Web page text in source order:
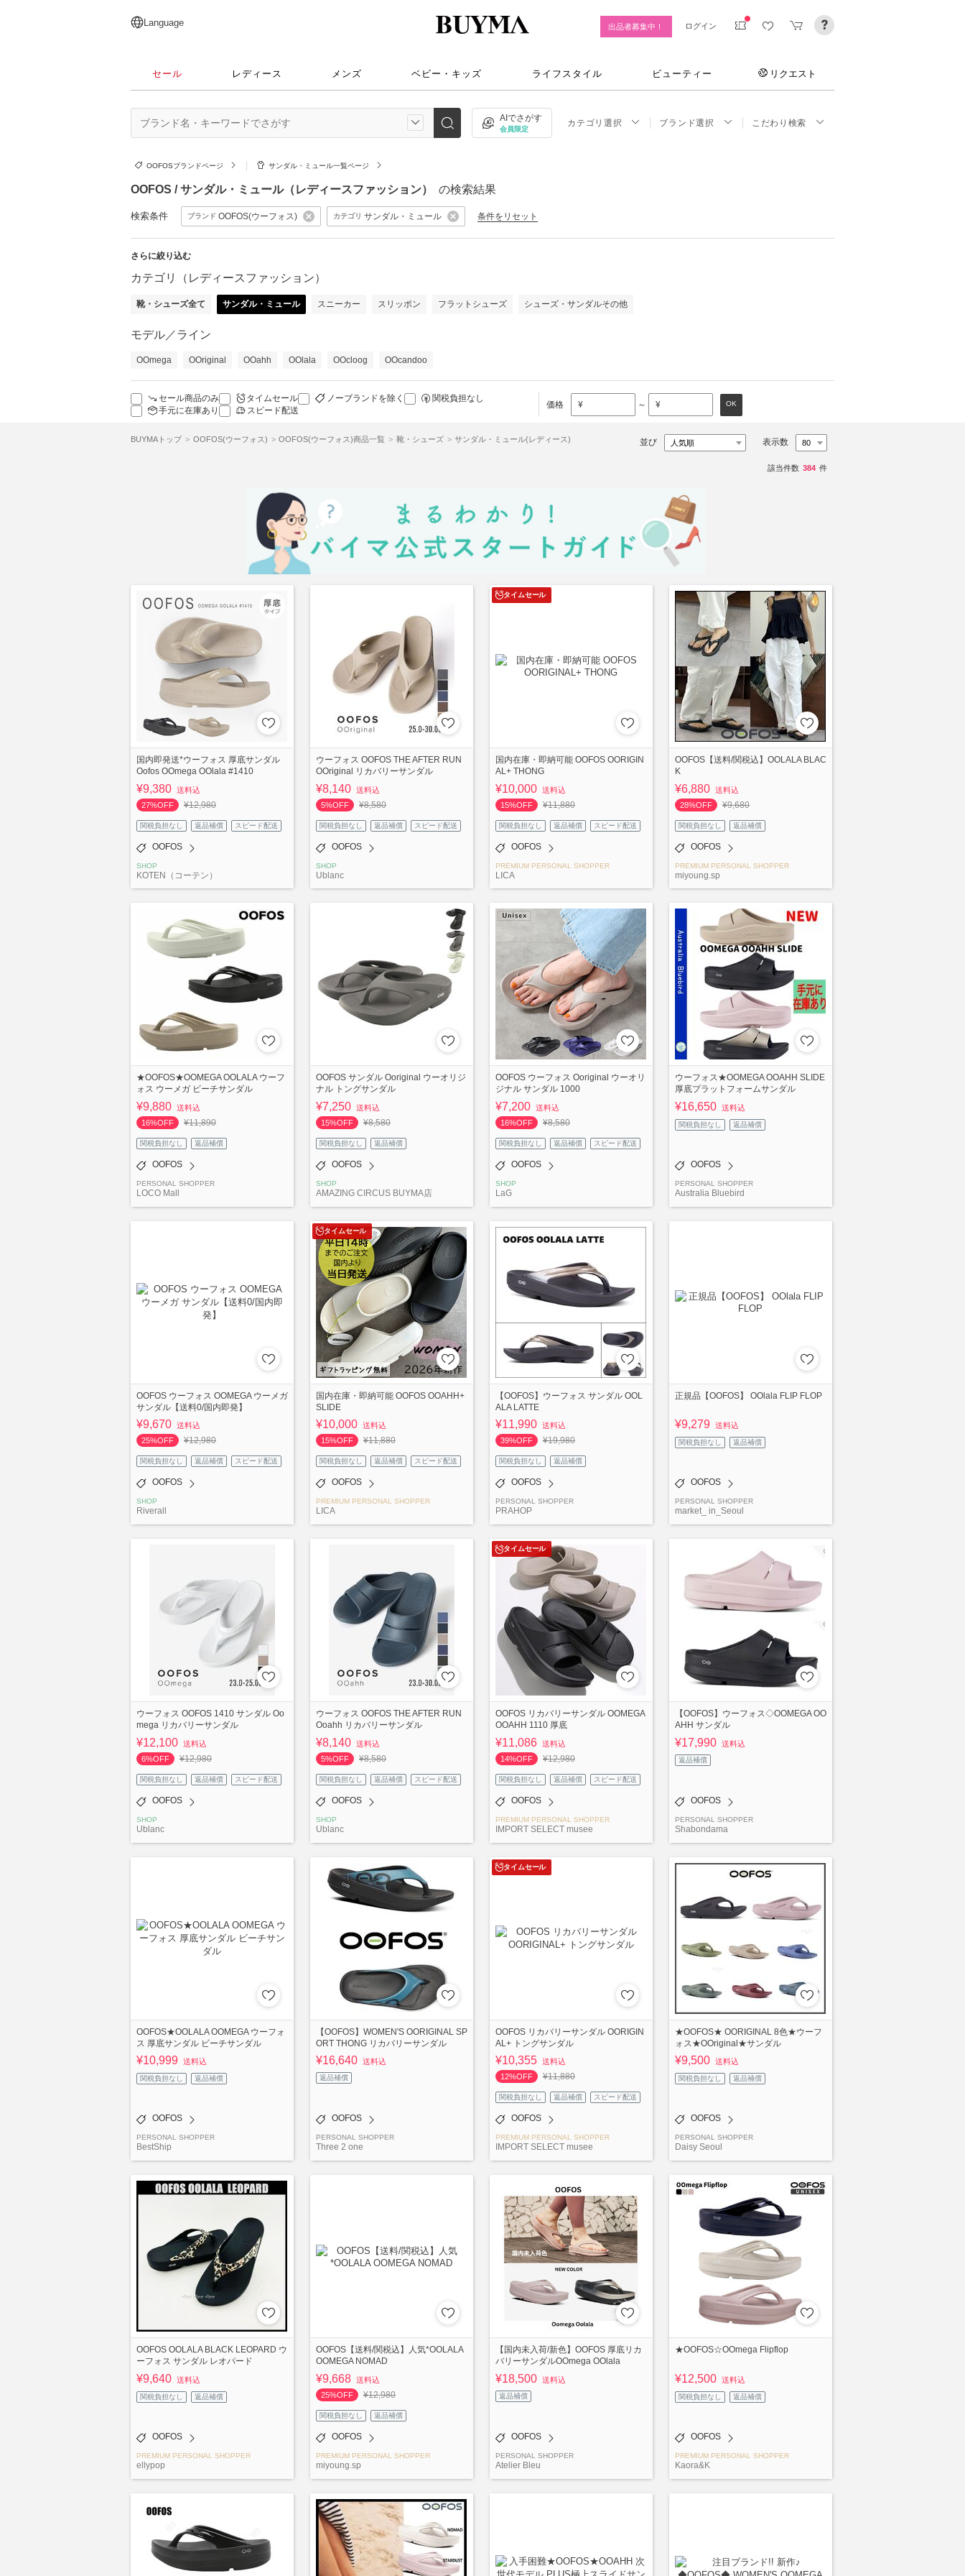
日本語
English
简体中文
繁體中文
Language 出品者募集中！ ログイン
セール レディース メンズ ベビー・キッズ ライフスタイル ビューティー リクエスト
AIでさがす
会員限定
カテゴリ選択 ブランド選択 こだわり検索
OOFOSブランドページ サンダル・ミュール一覧ページ
OOFOS / サンダル・ミュール（レディースファッション） の検索結果
検索条件 ブランド OOFOS(ウーフォス) カテゴリ サンダル・ミュール 条件をリセット
さらに絞り込む
カテゴリ（レディースファッション）
靴・シューズ全て サンダル・ミュール スニーカー スリッポン フラットシューズ シューズ・サンダルその他
モデル／ライン
OOmega OOriginal OOahh OOlala OOcloog OOcandoo
セール商品のみ タイムセール ノーブランドを除く
関税負担なし
手元に在庫あり
スピード配送
価格 ¥ ～ ¥ OK
BUYMAトップ OOFOS(ウーフォス) OOFOS(ウーフォス)商品一覧 靴・シューズ サンダル・ミュール(レディース) 並び 表示数
該当件数 384 件
国内即発送*ウーフォス 厚底サンダル
Oofos OOmega OOlala #1410
¥9,380 送料込
27%OFF
¥12,980
関税負担なし 返品補償 スピード配送
OOFOS
SHOP
KOTEN（コーテン）
ウーフォス OOFOS THE AFTER RUN
OOriginal リカバリーサンダル
¥8,140 送料込
5%OFF
¥8,580
関税負担なし 返品補償 スピード配送
OOFOS
SHOP
Ublanc
タイムセール
国内在庫・即納可能 OOFOS OORIGIN
AL+ THONG
¥10,000 送料込
15%OFF
¥11,880
関税負担なし 返品補償 スピード配送
OOFOS
PREMIUM PERSONAL SHOPPER
LICA
OOFOS【送料/関税込】OOLALA BLAC
K
¥6,880 送料込
28%OFF
¥9,680
関税負担なし 返品補償
OOFOS
PREMIUM PERSONAL SHOPPER
miyoung.sp
★OOFOS★OOMEGA OOLALA ウーフ
ォス ウーメガ ビーチサンダル
¥9,880 送料込
16%OFF
¥11,890
関税負担なし 返品補償
OOFOS
PERSONAL SHOPPER
LOCO Mall
OOFOS サンダル Ooriginal ウーオリジ
ナル トングサンダル
¥7,250 送料込
15%OFF
¥8,580
関税負担なし 返品補償
OOFOS
SHOP
AMAZING CIRCUS BUYMA店
OOFOS ウーフォス Ooriginal ウーオリ
ジナル サンダル 1000
¥7,200 送料込
16%OFF
¥8,580
関税負担なし 返品補償 スピード配送
OOFOS
SHOP
LaG
ウーフォス★OOMEGA OOAHH SLIDE
厚底プラットフォームサンダル
¥16,650 送料込
関税負担なし 返品補償
OOFOS
PERSONAL SHOPPER
Australia Bluebird
OOFOS ウーフォス OOMEGA ウーメガ
サンダル【送料0/国内即発】
¥9,670 送料込
25%OFF
¥12,980
関税負担なし 返品補償 スピード配送
OOFOS
SHOP
Riverall
タイムセール
国内在庫・即納可能 OOFOS OOAHH+
SLIDE
¥10,000 送料込
15%OFF
¥11,880
関税負担なし 返品補償 スピード配送
OOFOS
PREMIUM PERSONAL SHOPPER
LICA
【OOFOS】ウーフォス サンダル OOL
ALA LATTE
¥11,990 送料込
39%OFF
¥19,980
関税負担なし 返品補償
OOFOS
PERSONAL SHOPPER
PRAHOP
正規品【OOFOS】 OOlala FLIP FLOP
¥9,279 送料込
関税負担なし 返品補償
OOFOS
PERSONAL SHOPPER
market_ in_Seoul
ウーフォス OOFOS 1410 サンダル Oo
mega リカバリーサンダル
¥12,100 送料込
6%OFF
¥12,980
関税負担なし 返品補償 スピード配送
OOFOS
SHOP
Ublanc
ウーフォス OOFOS THE AFTER RUN
Ooahh リカバリーサンダル
¥8,140 送料込
5%OFF
¥8,580
関税負担なし 返品補償 スピード配送
OOFOS
SHOP
Ublanc
タイムセール
OOFOS リカバリーサンダル OOMEGA
OOAHH 1110 厚底
¥11,086 送料込
14%OFF
¥12,980
関税負担なし 返品補償 スピード配送
OOFOS
PREMIUM PERSONAL SHOPPER
IMPORT SELECT musee
【OOFOS】ウーフォス◇OOMEGA OO
AHH サンダル
¥17,990 送料込
返品補償
OOFOS
PERSONAL SHOPPER
Shabondama
OOFOS★OOLALA OOMEGA ウーフォ
ス 厚底サンダル ビーチサンダル
¥10,999 送料込
関税負担なし 返品補償
OOFOS
PERSONAL SHOPPER
BestShip
【OOFOS】WOMEN'S OORIGINAL SP
ORT THONG リカバリーサンダル
¥16,640 送料込
返品補償
OOFOS
PERSONAL SHOPPER
Three 2 one
タイムセール
OOFOS リカバリーサンダル OORIGIN
AL+ トングサンダル
¥10,355 送料込
12%OFF
¥11,880
関税負担なし 返品補償 スピード配送
OOFOS
PREMIUM PERSONAL SHOPPER
IMPORT SELECT musee
★OOFOS★ OORIGINAL 8色★ウーフ
ォス★OOriginal★サンダル
¥9,500 送料込
関税負担なし 返品補償
OOFOS
PERSONAL SHOPPER
Daisy Seoul
OOFOS OOLALA BLACK LEOPARD ウ
ーフォス サンダル レオパード
¥9,640 送料込
関税負担なし 返品補償
OOFOS
PREMIUM PERSONAL SHOPPER
ellypop
OOFOS【送料/関税込】人気*OOLALA
OOMEGA NOMAD
¥9,668 送料込
25%OFF
¥12,980
関税負担なし 返品補償
OOFOS
PREMIUM PERSONAL SHOPPER
miyoung.sp
【国内未入荷/新色】OOFOS 厚底リカ
バリーサンダルOOmega OOlala
¥18,500 送料込
返品補償
OOFOS
PERSONAL SHOPPER
Atelier Bleu
★OOFOS☆OOmega Flipflop
¥12,500 送料込
関税負担なし 返品補償
OOFOS
PREMIUM PERSONAL SHOPPER
Kaora&K